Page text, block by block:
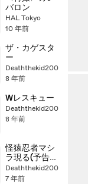
バロン
HAL Tokyo
10 年前
ザ・カゲスタ
ー
Deaththekid200
8 年前
Wレスキュー
Deaththekid200
8 年前
怪猿忍者マシ
ラ現る(予告
編)
Deaththekid200
7 年前